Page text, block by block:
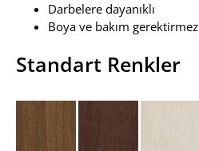
Darbelere dayanıklı
Boya ve bakım gerektirmez
Standart Renkler